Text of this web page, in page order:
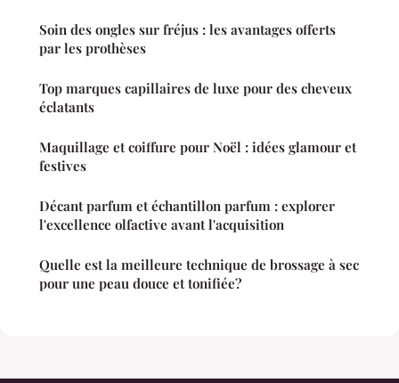
Soin des ongles sur fréjus : les avantages offerts
par les prothèses
Top marques capillaires de luxe pour des cheveux
éclatants
Maquillage et coiffure pour Noël : idées glamour et
festives
Décant parfum et échantillon parfum : explorer
l'excellence olfactive avant l'acquisition
Quelle est la meilleure technique de brossage à sec
pour une peau douce et tonifiée?